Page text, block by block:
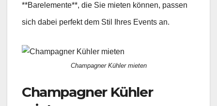
**Barelemente**, die Sie mieten können, passen
sich dabei perfekt dem Stil Ihres Events an.
Champagner Kühler mieten
Champagner Kühler